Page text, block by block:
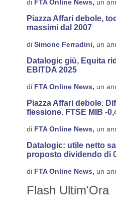
di FTA Online News, un
Piazza Affari debole,
massimi dal 2007
di Simone Ferradini, un
Datalogic giù, Equita
EBITDA 2025
di FTA Online News, un
Piazza Affari debole.
flessione. FTSE MIB -
di FTA Online News, un
Datalogic: utile netto
proposto dividendo di
di FTA Online News, un
Flash Ultim'Ora